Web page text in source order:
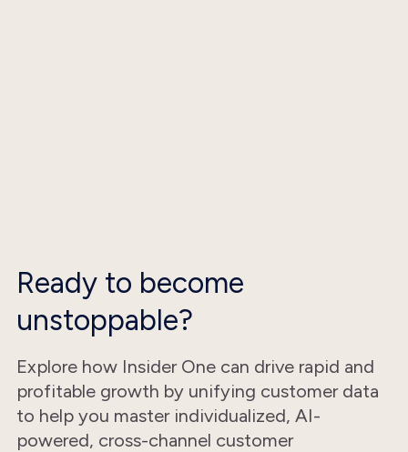
Ready to become
unstoppable?
Explore how Insider One can drive rapid and
profitable growth by unifying customer data
to help you master individualized, AI-
powered, cross-channel customer